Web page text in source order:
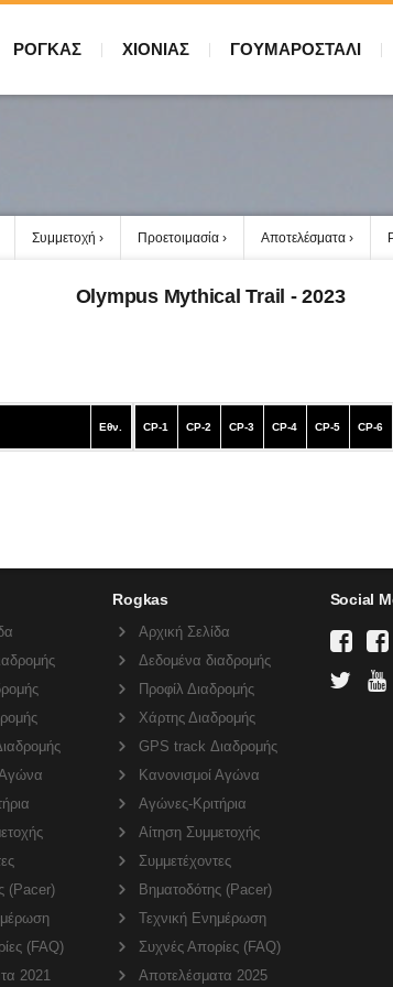
ΡΟΓΚΑΣ ΧΙΟΝΙΑΣ ΓΟΥΜΑΡΟΣΤΑΛΙ
Συμμετοχή Προετοιμασία Αποτελέσματα
Olympus Mythical Trail - 2023
Εθν. CP-1 CP-2 CP-3 CP-4 CP-5 CP-6
Αγώνα
(Pacer)
(FAQ)
2021
Rogkas
Αρχική Σελίδα
Δεδομένα διαδρομής
Προφίλ Διαδρομής
Χάρτης Διαδρομής
GPS track Διαδρομής
Κανονισμοί Αγώνα
Αγώνες-Κριτήρια
Αίτηση Συμμετοχής
Συμμετέχοντες
Βηματοδότης (Pacer)
Τεχνική Ενημέρωση
Συχνές Απορίες (FAQ)
Αποτελέσματα 2025
Social